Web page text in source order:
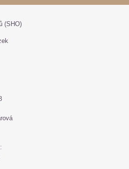
(SHO)